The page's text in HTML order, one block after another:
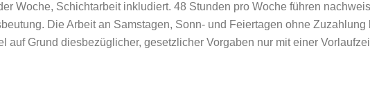
Woche, Schichtarbeit inkludiert. 48 Stunden pro Woche führen
Die Arbeit an Samstagen, Sonn- und Feiertagen ohne
auf Grund diesbezüglicher, gesetzlicher Vorgaben nur mit einer